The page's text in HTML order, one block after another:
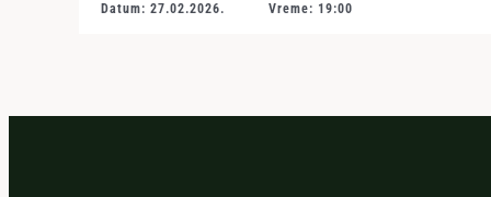
Datum: 27.02.2026. Vreme: 19:00